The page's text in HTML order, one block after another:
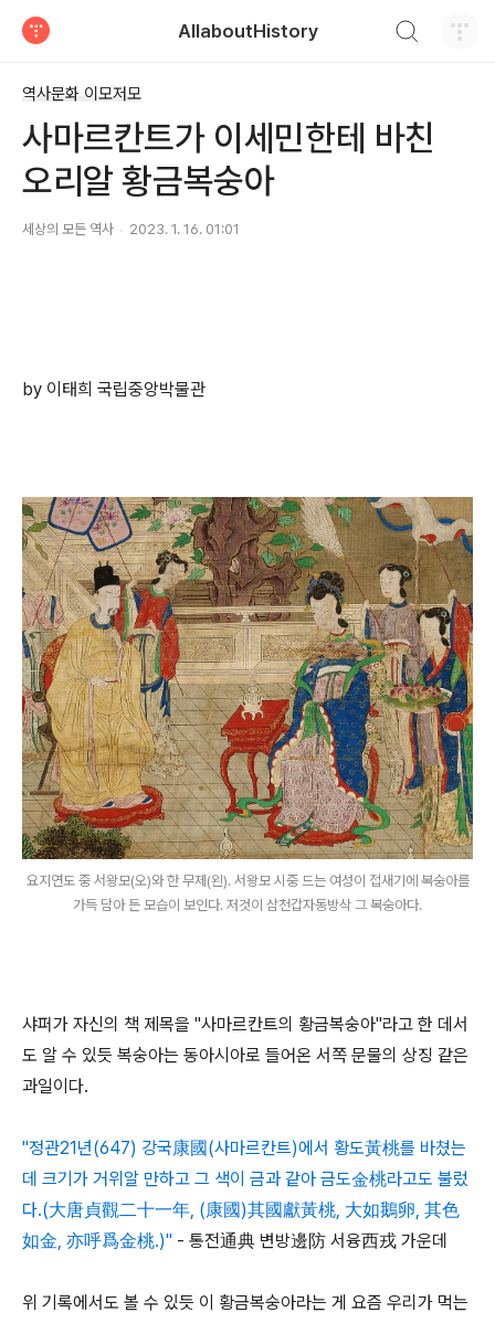
AllaboutHistory
역사문화 이모저모
사마르칸트가 이세민한테 바친
오리알 황금복숭아
세상의 모든 역사 2023. 1. 16. 01:01
by 이태희 국립중앙박물관
요지연도 중 서왕모(오)와 한 무제(왼). 서왕모 시중 드는 여성이 접새기에 복숭아를
가득 담아 든 모습이 보인다. 저것이 삼천갑자동방삭 그 복숭아다.
샤퍼가 자신의 책 제목을 "사마르칸트의 황금복숭아"라고 한 데서
도 알 수 있듯 복숭아는 동아시아로 들어온 서쪽 문물의 상징 같은
과일이다.
"정관21년(647) 강국康國(사마르칸트)에서 황도黃桃를 바쳤는
데 크기가 거위알 만하고 그 색이 금과 같아 금도金桃라고도 불렀
다.(大唐貞觀二十一年, (康國)其國獻黃桃, 大如鵝卵, 其色
如金, 亦呼爲金桃.)" - 통전通典 변방邊防 서융西戎 가운데
위 기록에서도 볼 수 있듯 이 황금복숭아라는 게 요즘 우리가 먹는